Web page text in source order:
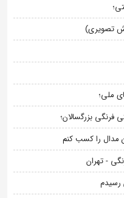
تصویری)
بزرگسالان؛
مدال را کسب کنم
- تهران
رسیدم